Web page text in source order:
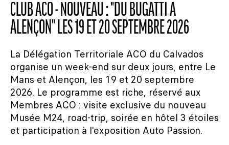
CLUB ACO - NOUVEAU : "DU BUGATTI À
ALENÇON" LES 19 ET 20 SEPTEMBRE 2026
La Délégation Territoriale ACO du Calvados
organise un week-end sur deux jours, entre Le
Mans et Alençon, les 19 et 20 septembre
2026. Le programme est riche, réservé aux
Membres ACO : visite exclusive du nouveau
Musée M24, road-trip, soirée en hôtel 3 étoiles
et participation à l'exposition Auto Passion.